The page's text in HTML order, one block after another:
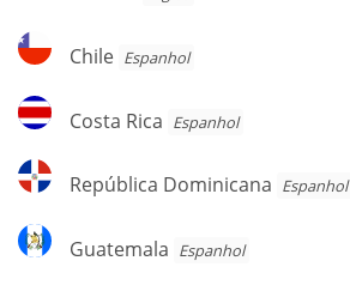
Chile
Chile Espanhol
Costa
Rica
Costa Rica Espanhol
República
Dominicana
República Dominicana Espanhol
Guatemala
Guatemala Espanhol